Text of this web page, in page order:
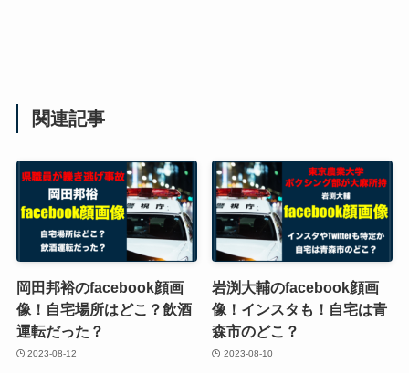
関連記事
岡田邦裕のfacebook顔画
像！自宅場所はどこ？飲酒
運転だった？
2023-08-12
岩渕大輔のfacebook顔画
像！インスタも！自宅は青
森市のどこ？
2023-08-10